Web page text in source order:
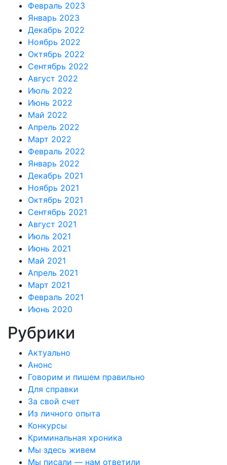
Февраль 2023
Январь 2023
Декабрь 2022
Ноябрь 2022
Октябрь 2022
Сентябрь 2022
Август 2022
Июль 2022
Июнь 2022
Май 2022
Апрель 2022
Март 2022
Февраль 2022
Январь 2022
Декабрь 2021
Ноябрь 2021
Октябрь 2021
Сентябрь 2021
Август 2021
Июль 2021
Июнь 2021
Май 2021
Апрель 2021
Март 2021
Февраль 2021
Июнь 2020
Рубрики
Актуально
Анонс
Говорим и пишем правильно
Для справки
За свой счет
Из личного опыта
Конкурсы
Криминальная хроника
Мы здесь живем
Мы писали — нам ответили